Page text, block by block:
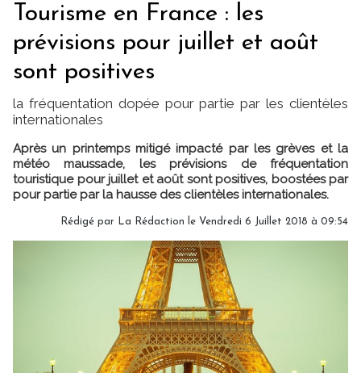
Tourisme en France : les
prévisions pour juillet et août
sont positives
la fréquentation dopée pour partie par les clientèles
internationales
Après un printemps mitigé impacté par les grèves et la
météo maussade, les prévisions de fréquentation
touristique pour juillet et août sont positives, boostées par
pour partie par la hausse des clientèles internationales.
Rédigé par La Rédaction le Vendredi 6 Juillet 2018 à 09:54